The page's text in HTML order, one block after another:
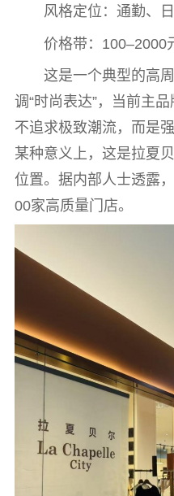
风格定位：通勤、
价格带：100–2000
这是一个典型的高
调“时尚表达”，当前主
不追求极致潮流，而是
某种意义上，这是拉夏
位置。据内部人士透露
00家高质量门店。